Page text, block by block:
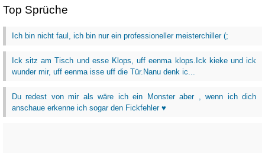
Top Sprüche
Ich bin nicht faul, ich bin nur ein professioneller meisterchiller (;
Ick sitz am Tisch und esse Klops, uff eenma klops.Ick kieke und ick
wunder mir, uff eenma isse uff die Tür.Nanu denk ic...
Du redest von mir als wäre ich ein Monster aber , wenn ich dich
anschaue erkenne ich sogar den Fickfehler ♥